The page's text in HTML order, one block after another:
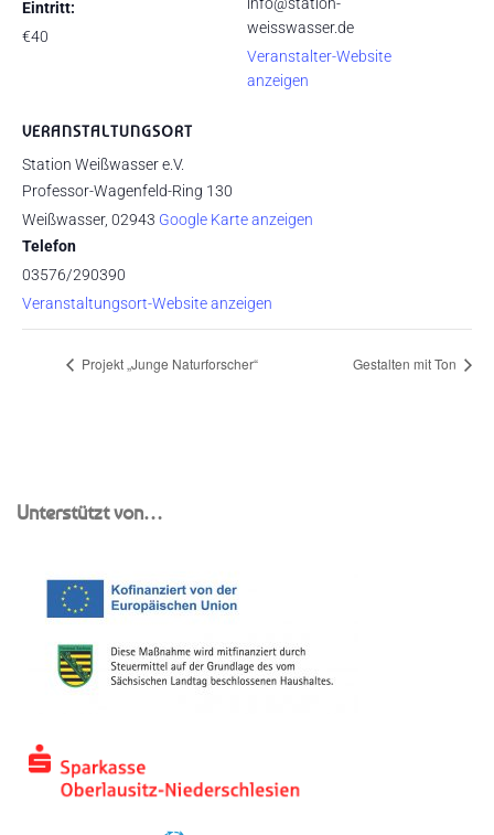
Eintritt:
€40
VERANSTALTUNGSORT
Station Weißwasser e.V.
Professor-Wagenfeld-Ring 130
Weißwasser, 02943 Google Karte anzeigen
Telefon
03576/290390
Veranstaltungsort-Website anzeigen
weisswasser.de
Veranstalter-Website
anzeigen
Projekt „Junge Naturforscher“ Gestalten mit Ton
Unterstützt von…